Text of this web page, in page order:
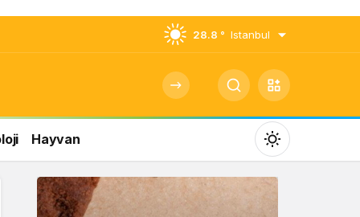
28.8 ° Istanbul
Hayvan
Mod
değiştir